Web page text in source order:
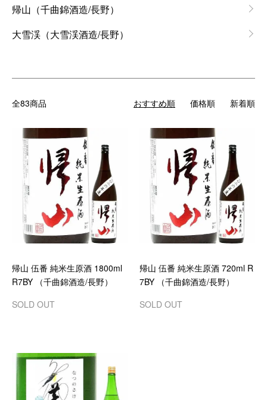
帰山（千曲錦酒造/長野）
大雪渓（大雪渓酒造/長野）
全83商品 おすすめ順 価格順 新着順
帰山 伍番 純米生原酒 1800ml
R7BY （千曲錦酒造/長野）
SOLD OUT
帰山 伍番 純米生原酒 720ml R
7BY （千曲錦酒造/長野）
SOLD OUT